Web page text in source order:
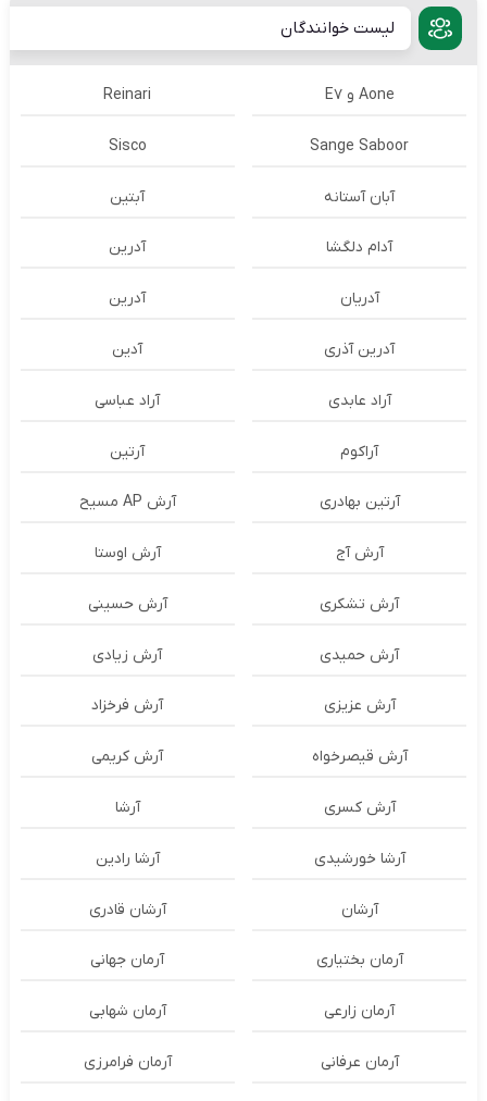
لیست خوانندگان
Aone و E7 Reinari
Sange Saboor
Sisco
آبان آستانه آبتین
آدام دلگشا آدرين
آدریان آدرین
آدرین آذری آدین
آراد عابدی آراد عباسی
آراکوم آرتین
آرتین بهادری آرش AP مسیح
آرش آج آرش اوستا
آرش تشکری آرش حسینی
آرش حمیدی آرش زیادی
آرش عزیزی آرش فرخزاد
آرش قیصرخواه آرش کریمی
آرش کسری آرشا
آرشا خورشیدی آرشا رادین
آرشان آرشان قادری
آرمان بختیاری آرمان جهانی
آرمان زارعی آرمان شهابی
آرمان عرفانی آرمان فرامرزی